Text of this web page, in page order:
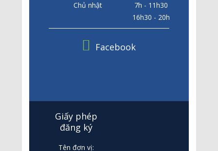
Chủ nhật
7h - 11h30
16h30 - 20h
Facebook
Giấy phép
đăng ký
Tên đơn vị: